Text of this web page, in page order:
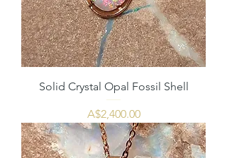
Solid Crystal Opal Fossil Shell
価格
A$2,400.00